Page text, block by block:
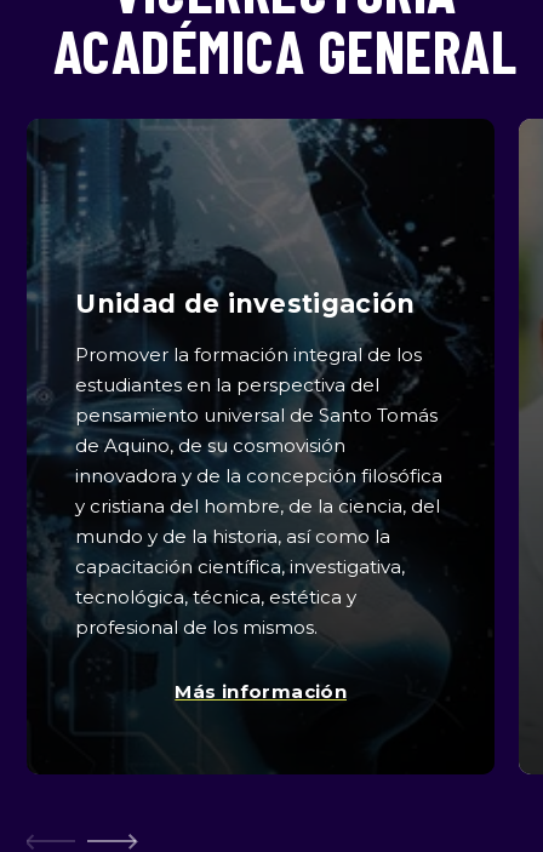
ACADÉMICA GENERAL
Unidad de investigación
Promover la formación integral de los
estudiantes en la perspectiva del
pensamiento universal de Santo Tomás
de Aquino, de su cosmovisión
innovadora y de la concepción filosófica
y cristiana del hombre, de la ciencia, del
mundo y de la historia, así como la
capacitación científica, investigativa,
tecnológica, técnica, estética y
profesional de los mismos.
Más información